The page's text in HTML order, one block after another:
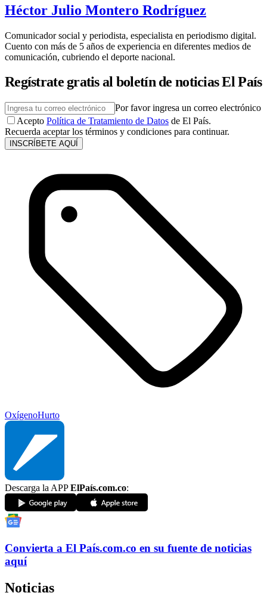
Héctor Julio Montero Rodríguez
Comunicador social y periodista, especialista en periodismo digital.
Cuento con más de 5 años de experiencia en diferentes medios de
comunicación, cubriendo el deporte nacional.
Regístrate gratis al boletín de noticias El País
Por favor ingresa un correo electrónico
Acepto Política de Tratamiento de Datos de El País.
Recuerda aceptar los términos y condiciones para continuar.
INSCRÍBETE AQUÍ
OxígenoHurto
Descarga la APPElPaís.com.co:
Convierta a El País.com.co en su fuente de noticias
aquí
Noticias